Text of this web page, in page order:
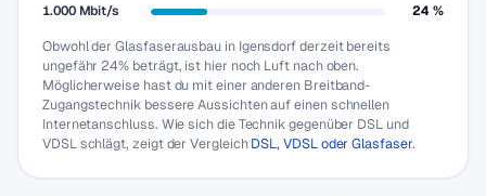
1.000 Mbit/s
24 %
Obwohl der Glasfaserausbau in Igensdorf derzeit bereits
ungefähr 24% beträgt, ist hier noch Luft nach oben.
Möglicherweise hast du mit einer anderen Breitband-
Zugangstechnik bessere Aussichten auf einen schnellen
Internetanschluss. Wie sich die Technik gegenüber DSL und
VDSL schlägt, zeigt der VergleichDSL, VDSL oder Glasfaser.